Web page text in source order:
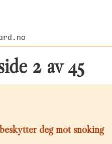
2 av45
deg mot snoking